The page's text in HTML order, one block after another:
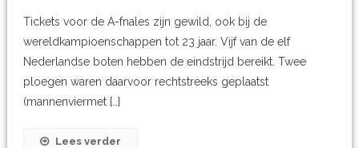
Tickets voor de A-fnales zijn gewild, ook bij de
wereldkampioenschappen tot 23 jaar. Vijf van de elf
Nederlandse boten hebben de eindstrijd bereikt. Twee
ploegen waren daarvoor rechtstreeks geplaatst
(mannenviermet […]
Lees verder